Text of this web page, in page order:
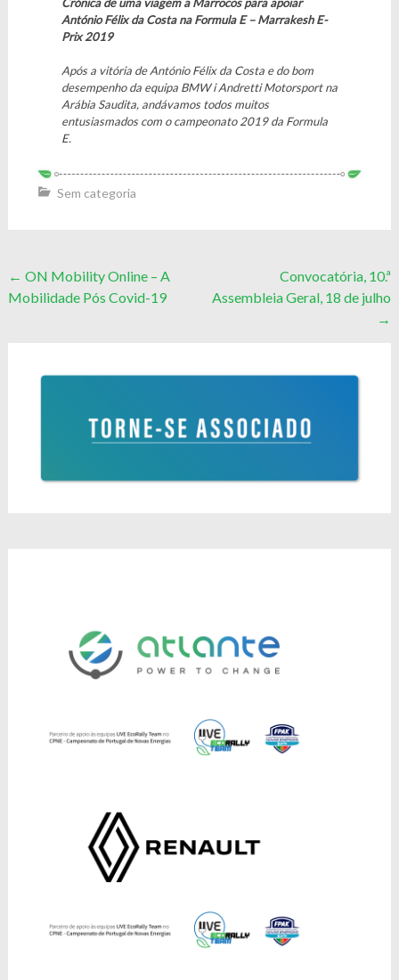
Crónica de uma viagem a Marrocos para apoiar
António Félix da Costa na Formula E – Marrakesh E-
Prix 2019
Após a vitória de António Félix da Costa e do bom
desempenho da equipa BMW i Andretti Motorsport na
Arábia Saudita, andávamos todos muitos
entusiasmados com o campeonato 2019 da Formula
E.
Sem categoria
Post
navigation
← ON Mobility Online – A
Mobilidade Pós Covid-19
Convocatória, 10.ª
Assembleia Geral, 18 de julho
→